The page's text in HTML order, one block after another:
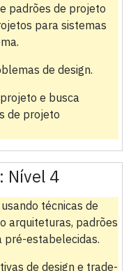
padrões de projeto
para sistemas
de design.
e busca
de projeto
Nível 4
técnicas de
arquiteturas, padrões
pré-estabelecidas.
de design e trade-